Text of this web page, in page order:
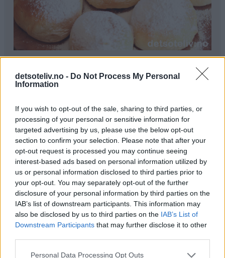
detsoteliv.no - Do Not Process My Personal
Information
If you wish to opt-out of the sale, sharing to third parties, or
processing of your personal or sensitive information for
targeted advertising by us, please use the below opt-out
section to confirm your selection. Please note that after your
opt-out request is processed you may continue seeing
interest-based ads based on personal information utilized by
us or personal information disclosed to third parties prior to
your opt-out. You may separately opt-out of the further
disclosure of your personal information by third parties on the
IAB’s list of downstream participants. This information may
also be disclosed by us to third parties on the IAB’s List of
Downstream Participants that may further disclose it to other
Personal Data Processing Opt Outs
1 liter melk
250 g melis
100 g gjær
0,5 ts kardemomme
1,5 kg hvetemel
Pynt:
melisdryss
Fremgangsmåte
Kok opp melk, smør og melis. Avkjøl blandingen til den